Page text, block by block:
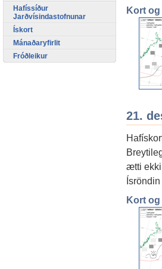
Kort
21.
ætti ekki
Kort
Hafíssíður
Jarðvísindastofnunar
Ískort
Mánaðaryfirlit
Fróðleikur